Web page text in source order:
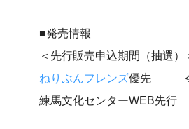
■発売情報
＜先行販売申込期間（抽選）
ねりぶんフレンズ優先 令和
練馬文化センターWEB先行